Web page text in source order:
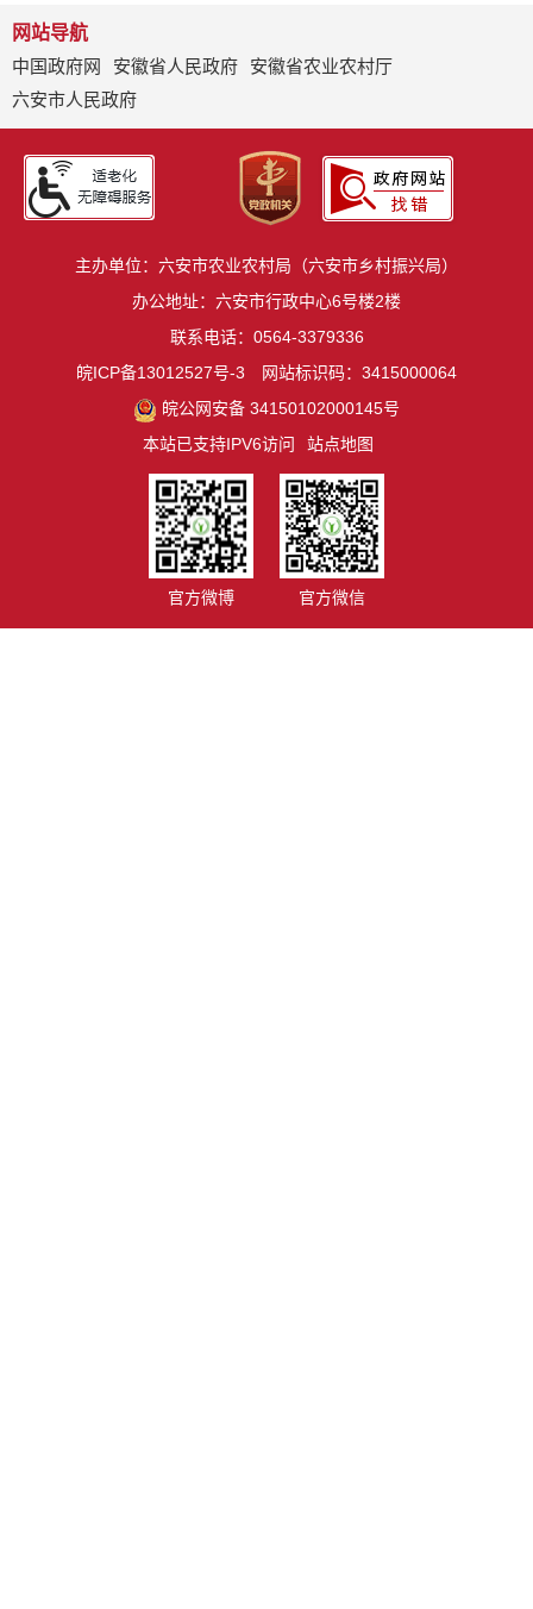
网站导航
中国政府网
安徽省人民政府
安徽省农业农村厅
六安市人民政府
主办单位：六安市农业农村局（六安市乡村振兴局）
办公地址：六安市行政中心6号楼2楼
联系电话：0564-3379336
皖ICP备13012527号-3
网站标识码：3415000064
皖公网安备 34150102000145号
本站已支持IPV6访问
站点地图
官方微博 官方微信